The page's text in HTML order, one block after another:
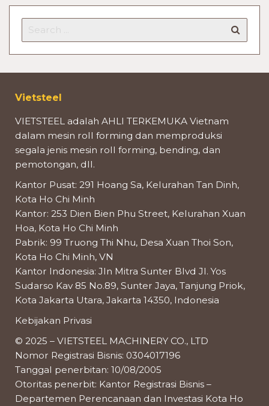
Vietsteel
VIETSTEEL adalah AHLI TERKEMUKA Vietnam
dalam mesin roll forming dan memproduksi
segala jenis mesin roll forming, bending, dan
pemotongan, dll.
Kantor Pusat: 291 Hoang Sa, Kelurahan Tan Dinh,
Kota Ho Chi Minh
Kantor: 253 Dien Bien Phu Street, Kelurahan Xuan
Hoa, Kota Ho Chi Minh
Pabrik: 99 Truong Thi Nhu, Desa Xuan Thoi Son,
Kota Ho Chi Minh, VN
Kantor Indonesia: Jln Mitra Sunter Blvd Jl. Yos
Sudarso Kav 85 No.89, Sunter Jaya, Tanjung Priok,
Kota Jakarta Utara, Jakarta 14350, Indonesia
Kebijakan Privasi
© 2025 – VIETSTEEL MACHINERY CO., LTD
Nomor Registrasi Bisnis: 0304017196
Tanggal penerbitan: 10/08/2005
Otoritas penerbit: Kantor Registrasi Bisnis –
Departemen Perencanaan dan Investasi Kota Ho